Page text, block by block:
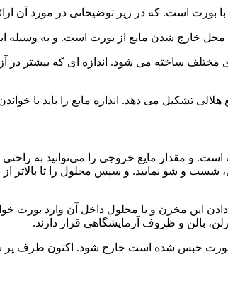
بورت است. که در زیر توضیحاتی در مورد آن
خارج شدن مایع از بورت است. و به وسیله
تشکیل می دهد. اندازه مایع را باید با
مایع خروجی را می‌توانید به راحتی با
از بورت باید آن را دو یا سه مرتبه و هر بار ۵ میلی لیتر محلول، شست و
این مخزن و یا محلول داخل آن وارد بورت
بالن و ظروف آزمایشگاهی قرار دارند.
بورت حبس شده است خارج شود. اکنون ظرف پر